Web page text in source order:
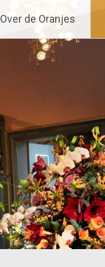
Over de Oranjes